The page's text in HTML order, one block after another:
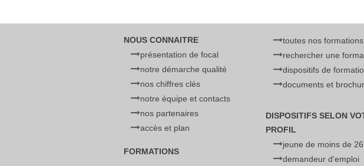
NOUS CONNAITRE
présentation de focal
notre démarche qualité
nos chiffres clés
notre équipe et contacts
nos partenaires
accès et plan
FORMATIONS
toutes nos formations
rechercher une
dispositifs de
documents et
DISPOSITIFS SELON
PROFIL
jeune de moins de
demandeur d'emploi